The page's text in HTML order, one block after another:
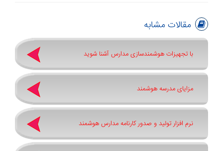
مقالات مشابه
با تجهیزات هوشمندسازی مدارس آشنا شوید
مزایای مدرسه هوشمند
نرم افزار تولید و صدور کارنامه مدارس هوشمند